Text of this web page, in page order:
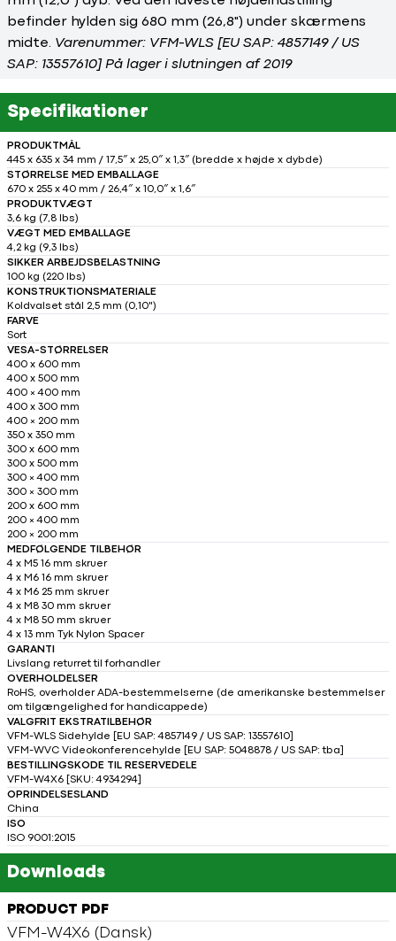
befinder hylden sig 680 mm (26,8") under skærmens
midte. Varenummer: VFM-WLS [EU SAP: 4857149 / US
SAP: 13557610] På lager i slutningen af 2019
Specifikationer
PRODUKTMÅL
445 x 635 x 34 mm / 17,5″ x 25,0″ x 1,3″ (bredde x højde x dybde)
STØRRELSE MED EMBALLAGE
670 x 255 x 40 mm / 26,4″ x 10,0″ x 1,6″
PRODUKTVÆGT
3,6 kg (7,8 lbs)
VÆGT MED EMBALLAGE
4,2 kg (9,3 lbs)
SIKKER ARBEJDSBELASTNING
100 kg (220 lbs)
KONSTRUKTIONSMATERIALE
Koldvalset stål 2,5 mm (0,10")
FARVE
Sort
VESA-STØRRELSER
400 x 600 mm
400 x 500 mm
400 × 400 mm
400 x 300 mm
400 × 200 mm
350 x 350 mm
300 x 600 mm
300 x 500 mm
300 × 400 mm
300 × 300 mm
200 x 600 mm
200 × 400 mm
200 × 200 mm
MEDFØLGENDE TILBEHØR
4 x M5 16 mm skruer
4 x M6 16 mm skruer
4 x M6 25 mm skruer
4 x M8 30 mm skruer
4 x M8 50 mm skruer
4 x 13 mm Tyk Nylon Spacer
GARANTI
Livslang returret til forhandler
OVERHOLDELSER
RoHS, overholder ADA-bestemmelserne (de amerikanske bestemmelser
om tilgængelighed for handicappede)
VALGFRIT EKSTRATILBEHØR
VFM-WLS Sidehylde [EU SAP: 4857149 / US SAP: 13557610]
VFM-WVC Videokonferencehylde [EU SAP: 5048878 / US SAP: tba]
BESTILLINGSKODE TIL RESERVEDELE
VFM-W4X6 [SKU: 4934294]
OPRINDELSESLAND
China
ISO
ISO 9001:2015
Downloads
PRODUCT PDF
VFM-W4X6 (Dansk)